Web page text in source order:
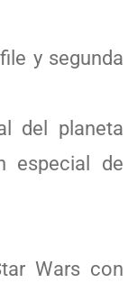
y segunda
del planeta
especial de
Wars con